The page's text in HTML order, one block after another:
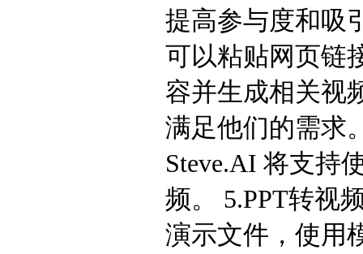
提高参与度和吸
可以粘贴网页链
容并生成相关视
满足他们的需求
Steve.AI 将支持
频。 5.PPT转视
演示文件，使用